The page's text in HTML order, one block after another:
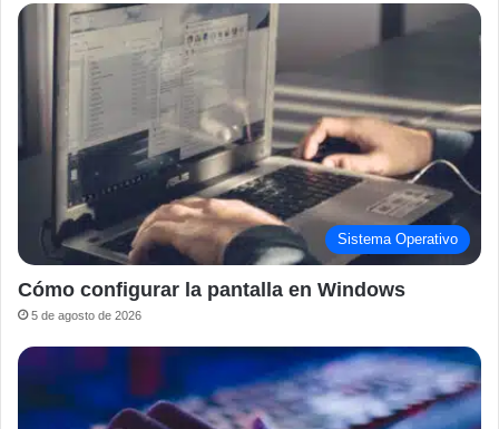
Sistema Operativo
Cómo configurar la pantalla en Windows
5 de agosto de 2026